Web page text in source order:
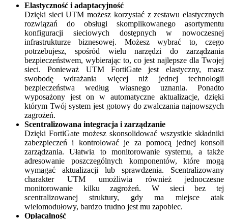
Elastyczność i adaptacyjność
Dzięki sieci UTM możesz korzystać z zestawu elastycznych
rozwiązań do obsługi skomplikowanego asortymentu
konfiguracji sieciowych dostępnych w nowoczesnej
infrastrukturze biznesowej. Możesz wybrać to, czego
potrzebujesz, spośród wielu narzędzi do zarządzania
bezpieczeństwem, wybierając to, co jest najlepsze dla Twojej
sieci. Ponieważ UTM FortiGate jest elastyczny, masz
swobodę wdrażania więcej niż jednej technologii
bezpieczeństwa według własnego uznania. Ponadto
wyposażony jest on w automatyczne aktualizacje, dzięki
którym Twój system jest gotowy do zwalczania najnowszych
zagrożeń.
Scentralizowana integracja i zarządzanie
Dzięki FortiGate możesz skonsolidować wszystkie składniki
zabezpieczeń i kontrolować je za pomocą jednej konsoli
zarządzania. Ułatwia to monitorowanie systemu, a także
adresowanie poszczególnych komponentów, które mogą
wymagać aktualizacji lub sprawdzenia. Scentralizowany
charakter UTM umożliwia również jednoczesne
monitorowanie kilku zagrożeń. W sieci bez tej
scentralizowanej struktury, gdy ma miejsce atak
wielomodułowy, bardzo trudno jest mu zapobiec.
Opłacalność